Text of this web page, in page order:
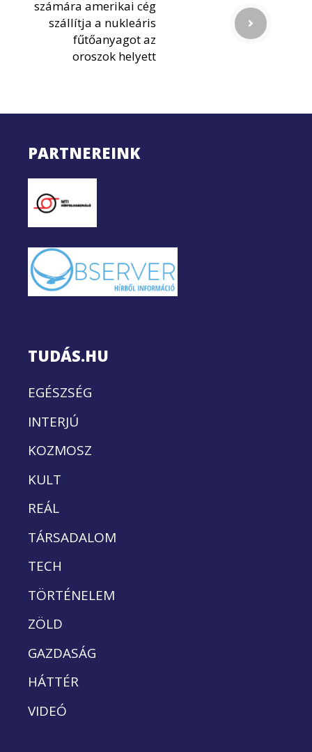
számára amerikai cég
szállítja a nukleáris
fűtőanyagot az
oroszok helyett
PARTNEREINK
TUDÁS.HU
EGÉSZSÉG
INTERJÚ
KOZMOSZ
KULT
REÁL
TÁRSADALOM
TECH
TÖRTÉNELEM
ZÖLD
GAZDASÁG
HÁTTÉR
VIDEÓ